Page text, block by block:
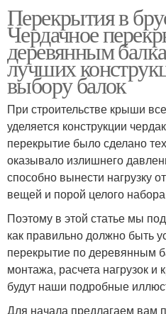
Перекрытия в
Чердачное
деревянным
лучших
выбору балок
При строительстве крыши
уделяется конструкции
перекрытие было сделано
оказывало излишнего
способно вынести нагрузку
вещей и порой целого
Поэтому в этой статье мы
как правильно должно быть
перекрытие по деревянным
монтажа, расчета нагрузок
будут наши подробные
Для начала предлагаем вам